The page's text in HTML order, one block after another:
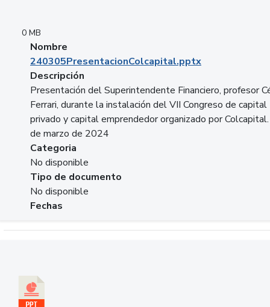
0 MB
Nombre
240305PresentacionColcapital.pptx
Descripción
Presentación del Superintendente Financiero, profesor
Ferrari, durante la instalación del VII Congreso de capital
privado y capital emprendedor organizado por
de marzo de 2024
Categoria
No disponible
Tipo de documento
No disponible
Fechas